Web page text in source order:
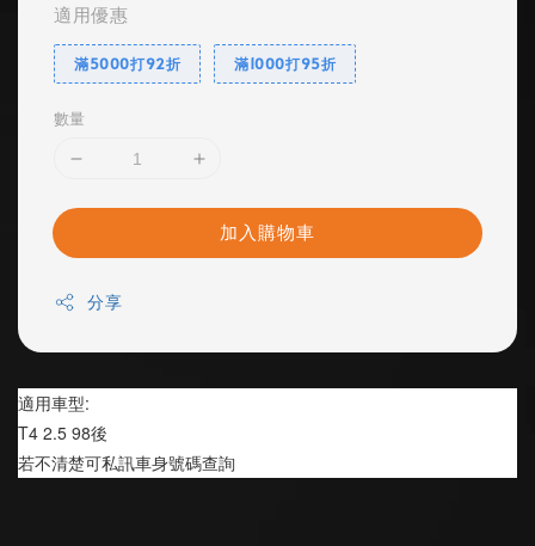
適用優惠
滿5000打92折 滿1000打95折
數量
加入購物車
分享
適用車型:
T4 2.5 98後
若不清楚可私訊車身號碼查詢